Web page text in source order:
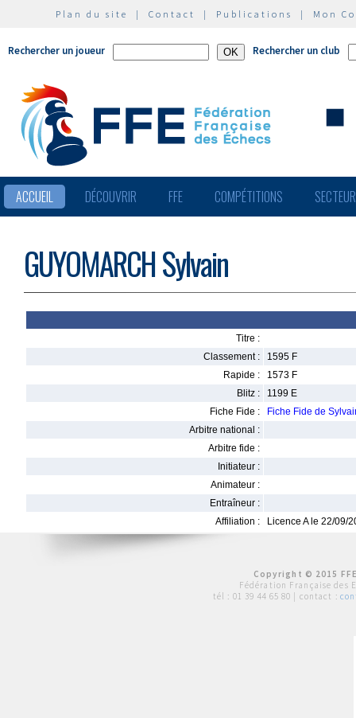
Plan du site | Contact | Publications | Mon
Rechercher un joueur Rechercher un club
ACCUEIL DÉCOUVRIR FFE COMPÉTITIONS
GUYOMARCH Sylvain
Titre :
Classement :
1595 F
Rapide :
1573 F
Blitz :
1199 E
Fiche Fide :
Fiche Fide de
Arbitre national :
Arbitre fide :
Initiateur :
Animateur :
Entraîneur :
Affiliation :
Licence A le 22/09/
Copyright © 2015
Fédération Française des
tél : 01 39 44 65 80 | contact :